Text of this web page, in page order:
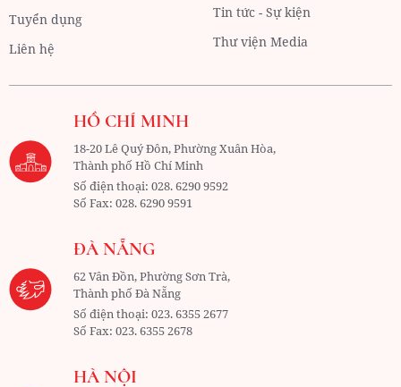
Tuyển dụng
Liên hệ
Tin tức - Sự kiện
Thư viện Media
HỒ CHÍ MINH
18-20 Lê Quý Đôn, Phường Xuân Hòa,
Thành phố Hồ Chí Minh
Số điện thoại:028. 6290 9592
Số Fax:028. 6290 9591
ĐÀ NẴNG
62 Vân Đồn, Phường Sơn Trà,
Thành phố Đà Nẵng
Số điện thoại:023. 6355 2677
Số Fax:023. 6355 2678
HÀ NỘI